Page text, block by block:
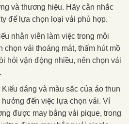
và thương hiệu. Hãy cân nhắc
để lựa chọn loại vải phù hợp.
nhân viên làm việc trong môi
chọn vải thoáng mát, thấm hút mồ
hỏi vận động nhiều, nên chọn vải
Kiểu dáng và màu sắc của áo thun
đến việc lựa chọn vải. Ví
được may bằng vải pique, trong